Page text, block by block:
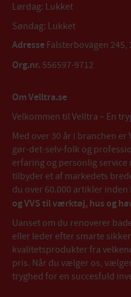
Lørdag: Lukket
Søndag: Lukket
Adresse Falsterbovägen 245,
Org.nr. 556597-9712
Om Velltra.se
Velkommen til Velltra – En
Med over 30 år i branchen
gør-det-selv-folk og
erfaring og personlig
tilbyder et af markedets
du over 60.000 artikler inden
og VVS til værktøj, hus og
Uanset om du renoverer
eller leder efter smarte
kvalitetsprodukter fra
pris. Når du vælger os,
tryghed for en succesfuld